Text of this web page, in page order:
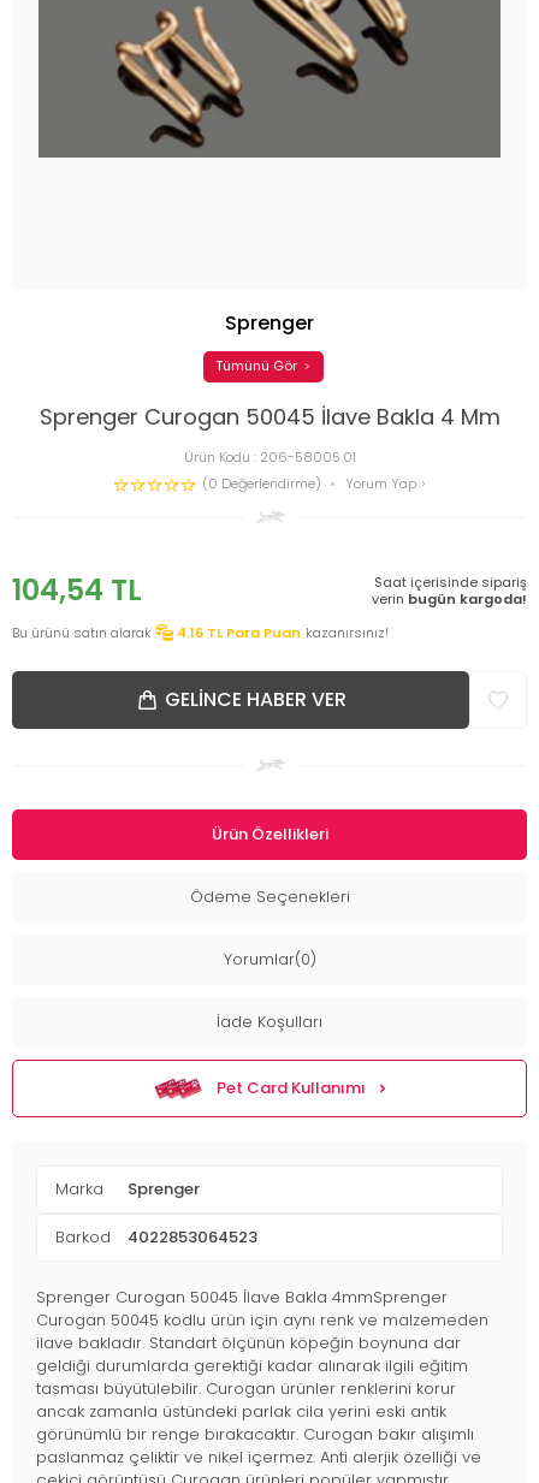
Sprenger Curogan 50045 İlave Bakla 4 Mm
Ürün Kodu : 206-58005.01
(0 Değerlendirme)
Yorum Yap
Sprenger
Tümünü Gör
104,54 TL
Saat içerisinde sipariş
verin bugün kargoda!
Bu ürünü satın alarak
4.16 TL Para Puan kazanırsınız!
GELINCE HABER VER
Ürün Özellikleri
Ödeme Seçenekleri
Yorumlar(0)
İade Koşulları
Pet Card Kullanımı
Marka Sprenger
Barkod 4022853064523
Sprenger Curogan 50045 İlave Bakla 4mmSprenger
Curogan 50045 kodlu ürün için aynı renk ve malzemeden
ilave bakladır. Standart ölçünün köpeğin boynuna dar
geldiği durumlarda gerektiği kadar alınarak ilgili eğitim
tasması büyütülebilir. Curogan ürünler renklerini korur
ancak zamanla üstündeki parlak cila yerini eski antik
görünümlü bir renge bırakacaktır. Curogan bakır alışımlı
paslanmaz çeliktir ve nikel içermez. Anti alerjik özelliği ve